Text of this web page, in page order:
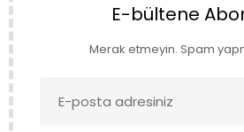
E-bültene
Merak etmeyin. Spam